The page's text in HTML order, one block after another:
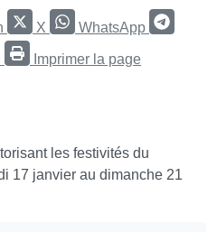
X WhatsApp
Imprimer la page
les festivités du
17 janvier au dimanche 21